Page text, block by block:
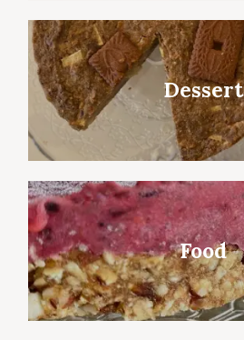
Dessert
Food